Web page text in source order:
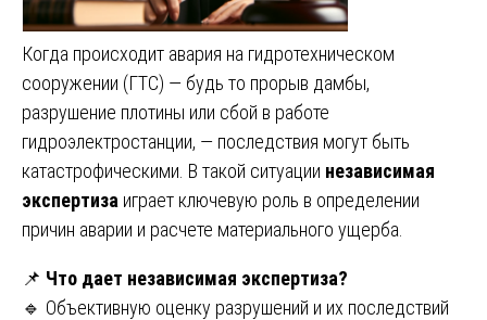
Когда происходит авария на гидротехническом
сооружении (ГТС) — будь то прорыв дамбы,
разрушение плотины или сбой в работе
гидроэлектростанции, — последствия могут быть
катастрофическими. В такой ситуации независимая
экспертиза играет ключевую роль в определении
причин аварии и расчете материального ущерба.
📌 Что дает независимая экспертиза?
🔹 Объективную оценку разрушений и их последствий